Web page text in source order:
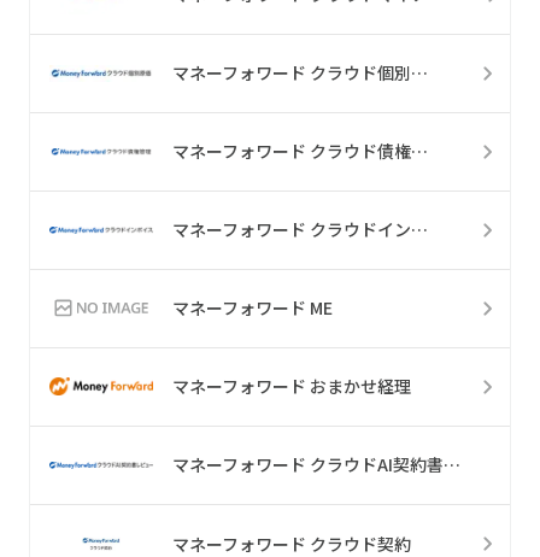
マネーフォワード クラウド個別原価
マネーフォワード クラウド債権管理
マネーフォワード クラウドインボイス
マネーフォワード ME
マネーフォワード おまかせ経理
マネーフォワード クラウドAI契約書レビュー
マネーフォワード クラウド契約